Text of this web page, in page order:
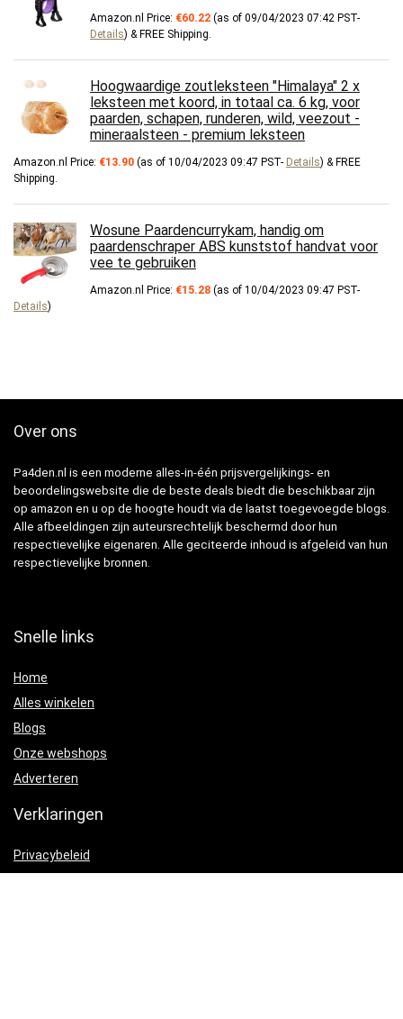
Amazon.nl Price: €60.22 (as of 09/04/2023 07:42 PST-
Details) & FREE Shipping
Hoogwaardige zoutleksteen "Himalaya" 2 x
leksteen met koord, in totaal ca. 6 kg, voor
paarden, schapen, runderen, wild, veezout -
mineraalsteen - premium leksteen
Amazon.nl Price: €13.90 (as of 10/04/2023 09:47 PST- Details) & FREE
Shipping
Wosune Paardencurrykam, handig om
paardenschraper ABS kunststof handvat voor
vee te gebruiken
Amazon.nl Price: €15.28 (as of 10/04/2023 09:47 PST-
Details)
Over ons
Pa4den.nl is een moderne alles-in-één prijsvergelijkings- en
beoordelingswebsite die de beste deals biedt die beschikbaar zijn
op amazon en u op de hoogte houdt via de laatst toegevoegde blogs.
Alle afbeeldingen zijn auteursrechtelijk beschermd door hun
respectievelijke eigenaren. Alle geciteerde inhoud is afgeleid van hun
respectievelijke bronnen.
Snelle links
Home
Alles winkelen
Blogs
Onze webshops
Adverteren
Verklaringen
Privacybeleid